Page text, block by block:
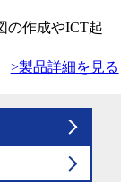
の作成やICT起
>製品詳細を見る